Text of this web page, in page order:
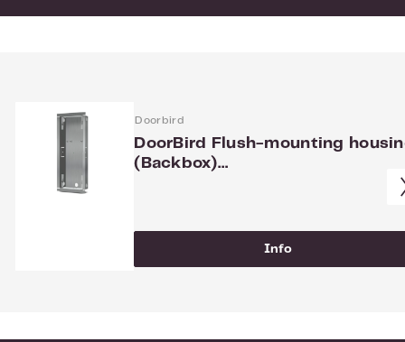
Doorbird
DoorBird Flush-mounting
(Backbox)
Info